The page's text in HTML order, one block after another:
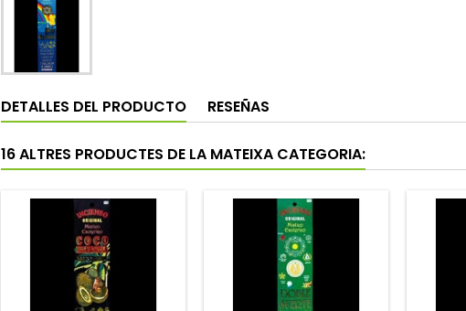
DETALLES DEL PRODUCTO RESEÑAS
16 ALTRES PRODUCTES DE LA MATEIXA CATEGORIA: